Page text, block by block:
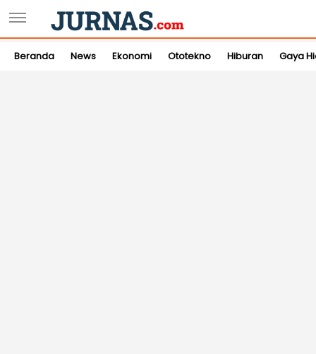
Beranda News Ekonomi Ototekno Hiburan Gaya